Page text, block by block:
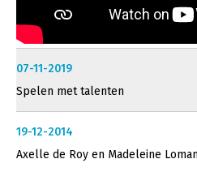
07-11-2019
Spelen met talenten
19-12-2014
Axelle de Roy en Madeleine